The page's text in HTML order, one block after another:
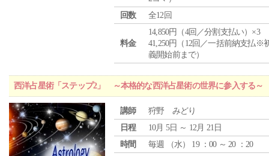
回数
全12回
料金
14,850円（4回／分割支払い）×3
41,250円（12回／一括前納支払※
義開始前まで）
西洋占星術「ステップ2」 ～本格的な西洋占星術の世界に参入する～
講師
狩野 みどり
日程
10月 5日 ～ 12月 21日
時間
毎週 （水） 19 ：00 ～ 20 ：20